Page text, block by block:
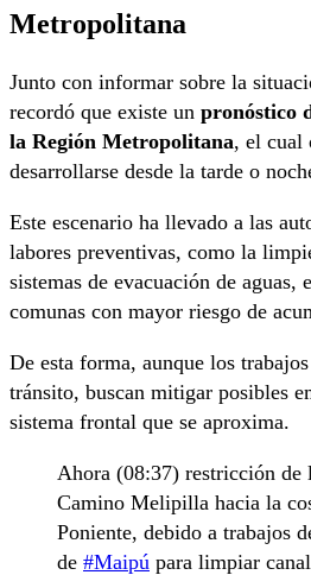
Metropolitana
Junto con informar sobre la
recordó que existe un pronóstico
la Región Metropolitana, el cual
desarrollarse desde la tarde o
Este escenario ha llevado a las
labores preventivas, como la
sistemas de evacuación de aguas,
comunas con mayor riesgo de
De esta forma, aunque los
tránsito, buscan mitigar posibles
sistema frontal que se aproxima.
Ahora (08:37) restricción de
Camino Melipilla hacia la
Poniente, debido a trabajos
de #Maipú para limpiar